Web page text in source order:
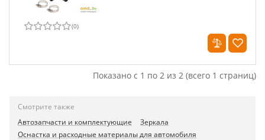
(0)
Показано с 1 по 2 из 2 (всего 1 страниц)
Смотрите также
Автозапчасти и комплектующие
Зеркала
Оснастка и расходные материалы для автомобиля